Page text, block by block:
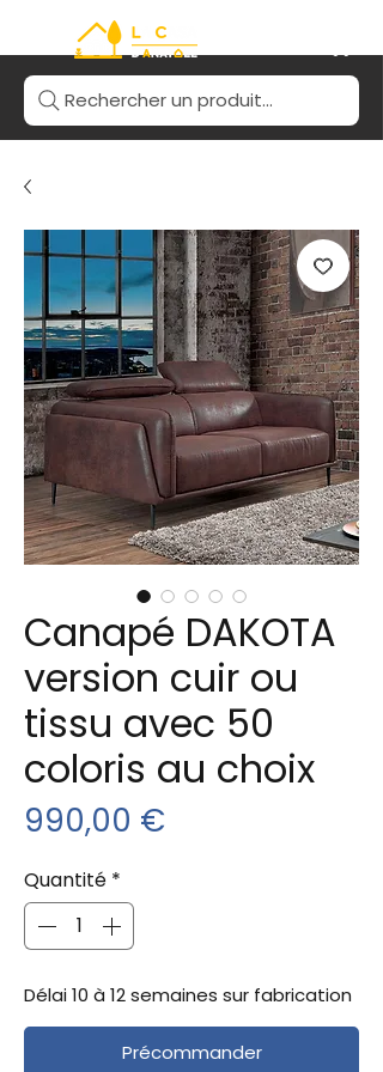
Rechercher un produit...
Canapé DAKOTA
version cuir ou
tissu avec 50
coloris au choix
990,00 €
Quantité *
Délai 10 à 12 semaines sur fabrication
Précommander